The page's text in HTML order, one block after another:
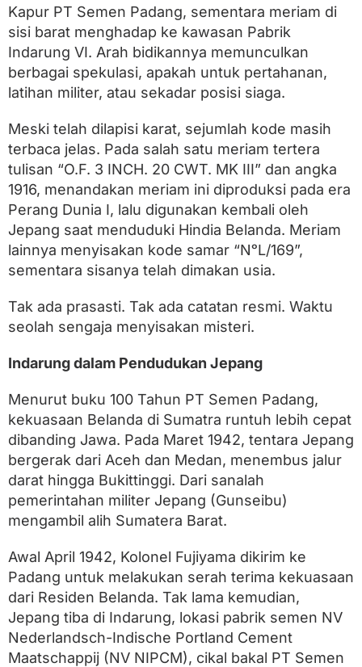
Kapur PT Semen Padang, sementara meriam di
sisi barat menghadap ke kawasan Pabrik
Indarung VI. Arah bidikannya memunculkan
berbagai spekulasi, apakah untuk pertahanan,
latihan militer, atau sekadar posisi siaga.
Meski telah dilapisi karat, sejumlah kode masih
terbaca jelas. Pada salah satu meriam tertera
tulisan “O.F. 3 INCH. 20 CWT. MK III” dan angka
1916, menandakan meriam ini diproduksi pada era
Perang Dunia I, lalu digunakan kembali oleh
Jepang saat menduduki Hindia Belanda. Meriam
lainnya menyisakan kode samar “NᵒL/169”,
sementara sisanya telah dimakan usia.
Tak ada prasasti. Tak ada catatan resmi. Waktu
seolah sengaja menyisakan misteri.
Indarung dalam Pendudukan Jepang
Menurut buku 100 Tahun PT Semen Padang,
kekuasaan Belanda di Sumatra runtuh lebih cepat
dibanding Jawa. Pada Maret 1942, tentara Jepang
bergerak dari Aceh dan Medan, menembus jalur
darat hingga Bukittinggi. Dari sanalah
pemerintahan militer Jepang (Gunseibu)
mengambil alih Sumatera Barat.
Awal April 1942, Kolonel Fujiyama dikirim ke
Padang untuk melakukan serah terima kekuasaan
dari Residen Belanda. Tak lama kemudian,
Jepang tiba di Indarung, lokasi pabrik semen NV
Nederlandsch-Indische Portland Cement
Maatschappij (NV NIPCM), cikal bakal PT Semen